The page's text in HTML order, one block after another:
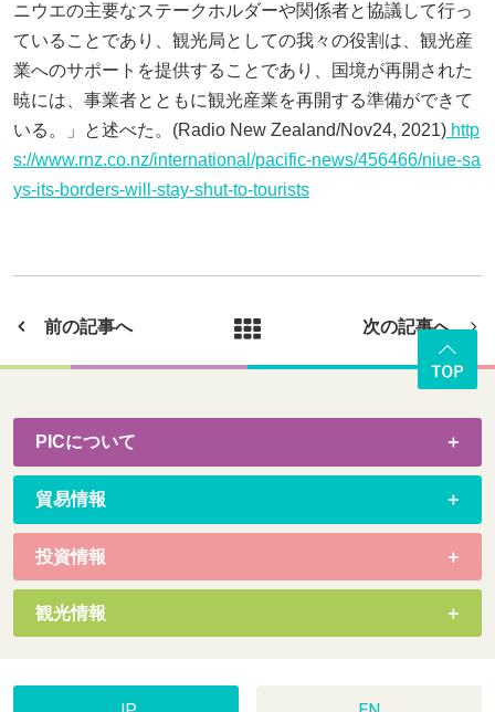
ニウエの主要なステークホルダーや関係者と協議して行っ
ていることであり、観光局としての我々の役割は、観光産
業へのサポートを提供することであり、国境が再開された
暁には、事業者とともに観光産業を再開する準備ができて
いる。」と述べた。(Radio New Zealand/Nov24, 2021) http
s://www.rnz.co.nz/international/pacific-news/456466/niue-sa
ys-its-borders-will-stay-shut-to-tourists
前の記事へ 次の記事へ
PICについて
貿易情報
投資情報
観光情報